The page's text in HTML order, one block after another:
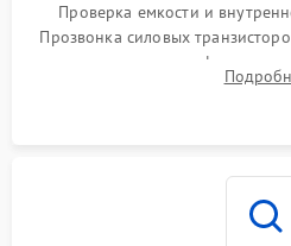
Проверка емкости и
Прозвонка силовых
переключения и
конденсаторов и